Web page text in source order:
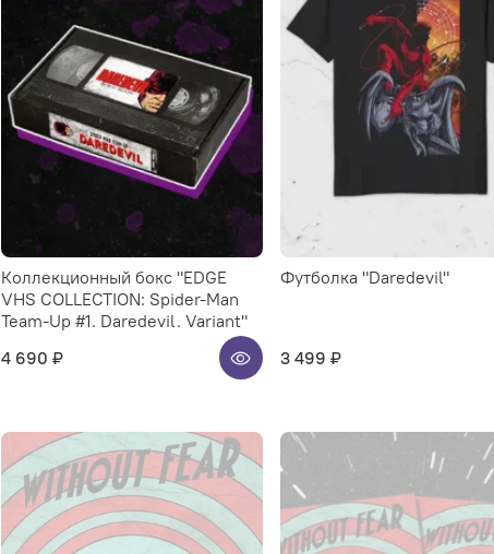
Коллекционный бокс "EDGE
VHS COLLECTION: Spider-Man
Team-Up #1. Daredevil. Variant"
4 690 ₽
Футболка "Daredevil"
3 499 ₽